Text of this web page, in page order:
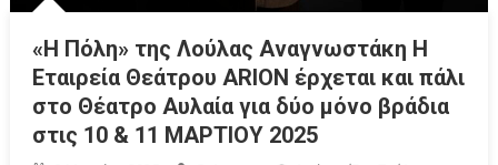
«Η Πόλη» της Λούλας Αναγνωστάκη Η
Εταιρεία Θεάτρου ARION έρχεται και πάλι
στο Θέατρο Αυλαία για δύο μόνο βράδια
στις 10 & 11 ΜΑΡΤΙΟΥ 2025